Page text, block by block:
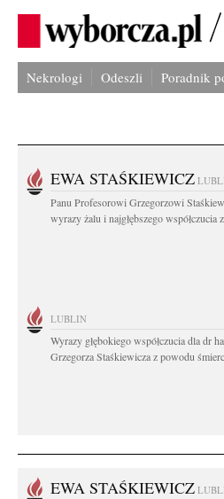
Nekrologi Odeszli Poradnik
EWA STAŚKIEWICZ
Panu Profesorowi Grzegorzowi
wyrazy żalu i najgłębszego współczucia
LUBLIN
Wyrazy głębokiego współczucia dla dr
Grzegorza Staśkiewicza z powodu
EWA STAŚKIEWICZ